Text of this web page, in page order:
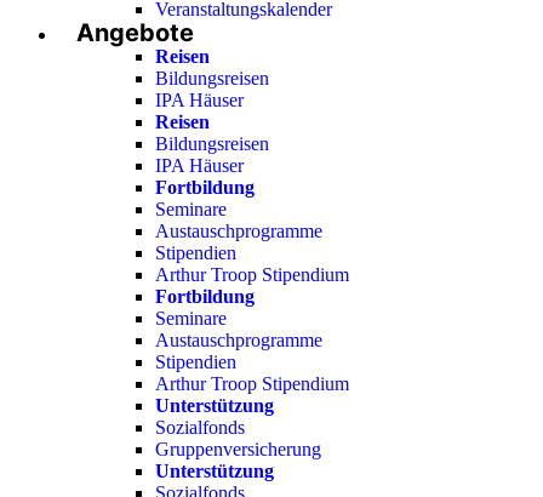
Veranstaltungskalender
Angebote
Reisen
Bildungsreisen
IPA Häuser
Reisen
Bildungsreisen
IPA Häuser
Fortbildung
Seminare
Austauschprogramme
Stipendien
Arthur Troop Stipendium
Fortbildung
Seminare
Austauschprogramme
Stipendien
Arthur Troop Stipendium
Unterstützung
Sozialfonds
Gruppenversicherung
Unterstützung
Sozialfonds